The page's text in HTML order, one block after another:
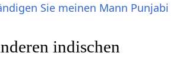
Sie meinen Mann Punjabi
indischen